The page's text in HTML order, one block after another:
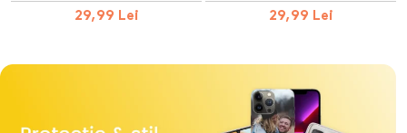
29,99 Lei 29,99 Lei